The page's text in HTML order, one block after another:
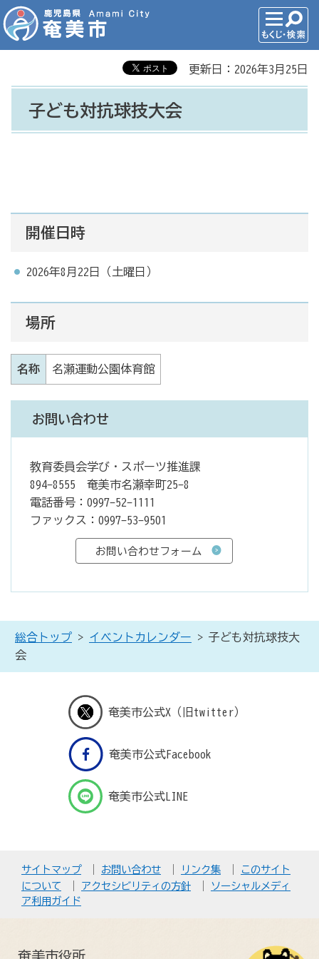
更新日：2026年3月25日
子ども対抗球技大会
開催日時
2026年8月22日（土曜日）
場所
名称 名瀬運動公園体育館
お問い合わせ
教育委員会学び・スポーツ推進課
894-8555 奄美市名瀬幸町25-8
電話番号：0997-52-1111
ファックス：0997-53-9501
総合トップ > イベントカレンダー > 子ども対抗球技大
会
奄美市公式X（旧twitter）
奄美市公式Facebook
奄美市公式LINE
サイトマップ お問い合わせ リンク集
このサイト
について
アクセシビリティの方針
ソーシャルメディ
ア利用ガイド
奄美市役所